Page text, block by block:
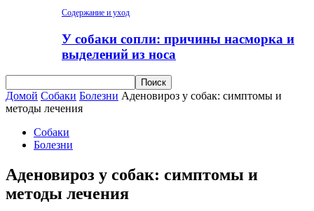
Содержание и уход
У собаки сопли: причины насморка и
выделений из носа
Домой Собаки Болезни Аденовироз у собак: симптомы и
методы лечения
Собаки
Болезни
Аденовироз у собак: симптомы и
методы лечения